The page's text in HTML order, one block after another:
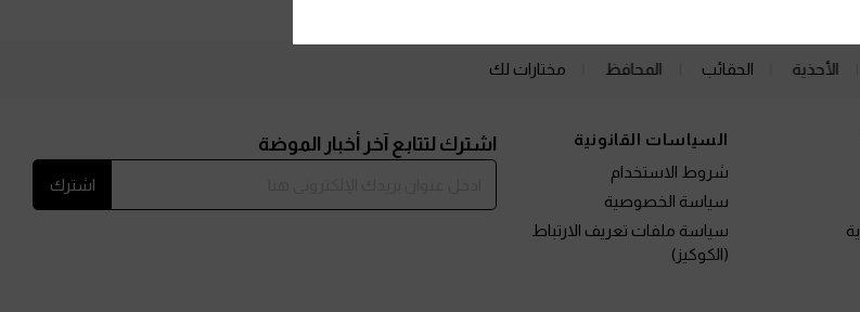
الأحذية الحقائب المحافظ مختارات لك
السياسات القانونية
شروط الاستخدام
سياسة الخصوصية
سياسة ملفات تعريف الارتباط
(الكوكيز)
اشترك لتتابع آخر أخبار الموضة
اشترك